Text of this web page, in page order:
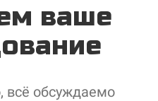
ваше
всё обсуждаемо